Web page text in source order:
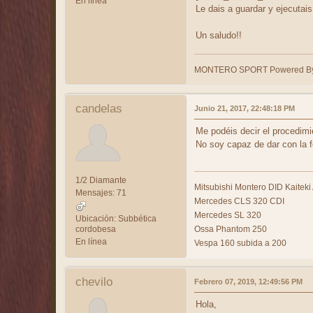
Le dais a guardar y
Un saludo!!
MONTERO SPORT Powered
candelas
1/2 Diamante
Mensajes: 71
Ubicación: Subbética
cordobesa
En línea
Junio 21, 2017, 22:48:18 PM
Me podéis decir el
No soy capaz de dar con la
Mitsubishi Montero DID Kaiteki
Mercedes CLS 320 CDI
Mercedes SL 320
Ossa Phantom 250
Vespa 160 subida a 200
chevilo Febrero 07, 2019, 12:49:56 PM
Hola,